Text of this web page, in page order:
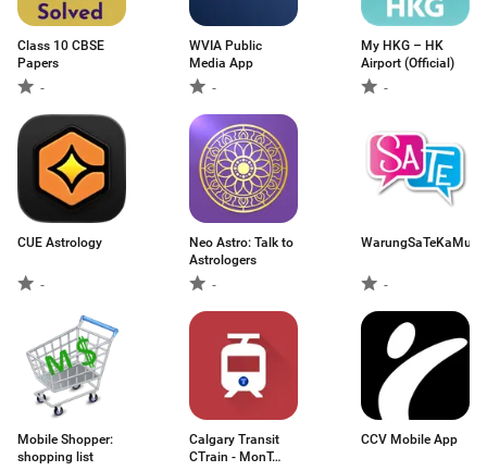
Class 10 CBSE
Papers
-
WVIA Public
Media App
-
My HKG – HK
Airport (Official)
-
CUE Astrology
-
Neo Astro: Talk to
Astrologers
-
WarungSaTeKaMu
-
Mobile Shopper:
shopping list
Calgary Transit
CTrain - MonT…
CCV Mobile App